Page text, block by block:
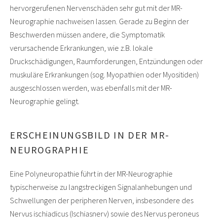
hervorgerufenen Nervenschäden sehr gut mit der MR-
Neurographie nachweisen lassen. Gerade zu Beginn der
Beschwerden müssen andere, die Symptomatik
verursachende Erkrankungen, wie z.B. lokale
Druckschädigungen, Raumforderungen, Entzündungen oder
muskuläre Erkrankungen (sog. Myopathien oder Myositiden)
ausgeschlossen werden, was ebenfalls mit der MR-
Neurographie gelingt.
ERSCHEINUNGSBILD IN DER MR-
NEUROGRAPHIE
Eine Polyneuropathie führt in der MR-Neurographie
typischerweise zu langstreckigen Signalanhebungen und
Schwellungen der peripheren Nerven, insbesondere des
Nervus ischiadicus (Ischiasnerv) sowie des Nervus peroneus